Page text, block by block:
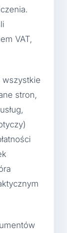
VAT,
wszystkie
stron,